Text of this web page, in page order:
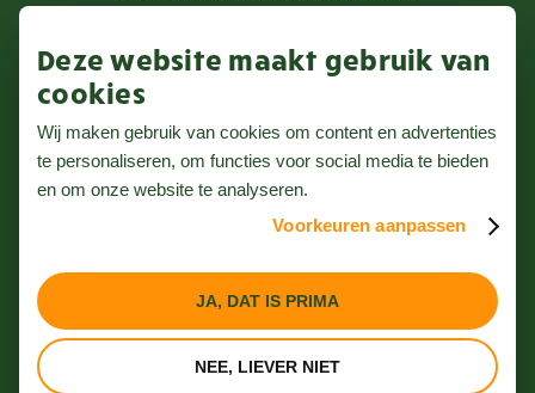
Deze website maakt gebruik van
cookies
Wij maken gebruik van cookies om content en advertenties
te personaliseren, om functies voor social media te bieden
en om onze website te analyseren.
Voorkeuren aanpassen
JA, DAT IS PRIMA
NEE, LIEVER NIET
MEER WETEN
Volg ons op Instagram
Nieuwsbrief
Algemene voorwaarden
Website door Webreact